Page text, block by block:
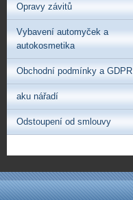
Opravy závitů
Vybavení automyček a
autokosmetika
Obchodní podmínky a GDPR
aku nářadí
Odstoupení od smlouvy